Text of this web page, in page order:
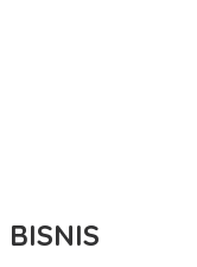
BISNIS